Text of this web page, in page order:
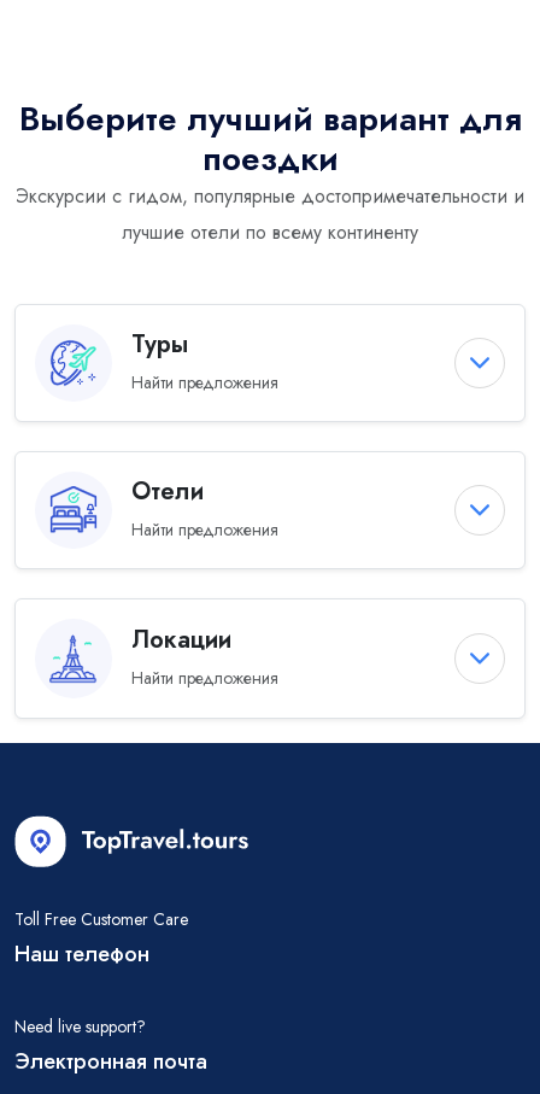
Выберите лучший вариант для
поездки
Экскурсии с гидом, популярные достопримечательности и
лучшие отели по всему континенту
Туры
Найти предложения
Отели
Найти предложения
Локации
Найти предложения
Toll Free Customer Care
Наш телефон
Need live support?
Электронная почта